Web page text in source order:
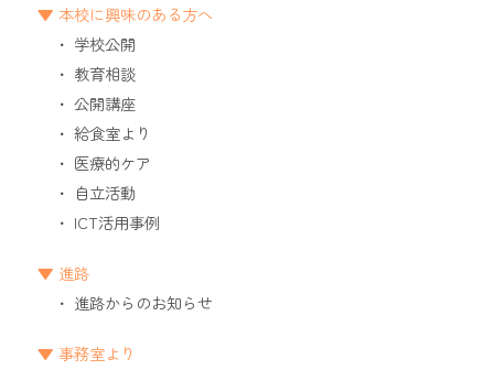
本校に興味のある方へ
学校公開
教育相談
公開講座
給食室より
医療的ケア
自立活動
ICT活用事例
進路
進路からのお知らせ
事務室より